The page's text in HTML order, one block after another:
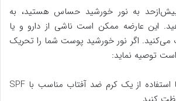
به نور خورشید حساس هستید، به
این عارضه ممکن است ناشی از دارو و یا
اگر نور خورشید پوست شما را تحریک
توصیه نماید:
از پوست خود با استفاده از یک کرم ضد آفتاب مناسب با SPF